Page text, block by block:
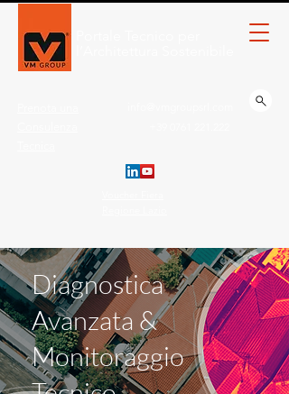
Diagnostica
Avanzata &
Monitoraggio